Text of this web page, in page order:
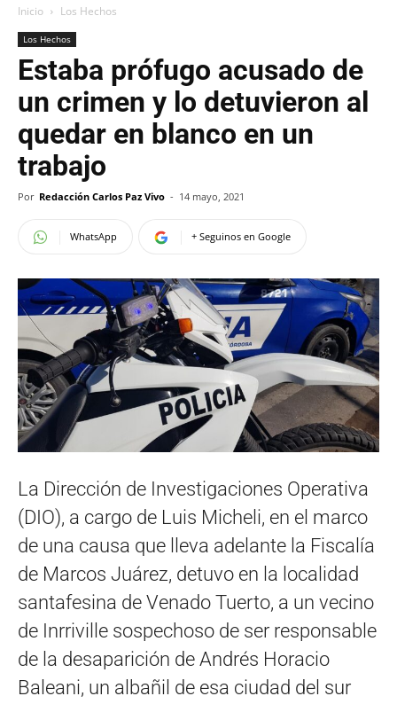
Inicio Los Hechos
Los Hechos
Estaba prófugo acusado de
un crimen y lo detuvieron al
quedar en blanco en un
trabajo
Por Redacción Carlos Paz Vivo - 14 mayo, 2021
WhatsApp + Seguinos en Google
La Dirección de Investigaciones Operativa
(DIO), a cargo de Luis Micheli, en el marco
de una causa que lleva adelante la Fiscalía
de Marcos Juárez, detuvo en la localidad
santafesina de Venado Tuerto, a un vecino
de Inrriville sospechoso de ser responsable
de la desaparición de Andrés Horacio
Baleani, un albañil de esa ciudad del sur